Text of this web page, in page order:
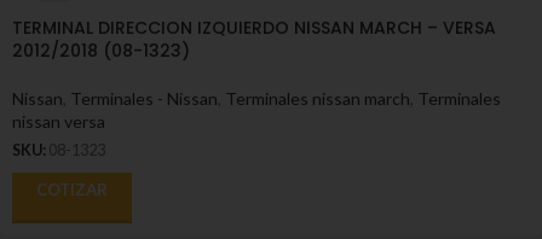
TERMINAL DIRECCION IZQUIERDO NISSAN MARCH – VERSA
2012/2018 (08-1323)
Nissan Terminales - Nissan Terminales nissan march Terminales
nissan versa
SKU: 08-1323
COTIZAR